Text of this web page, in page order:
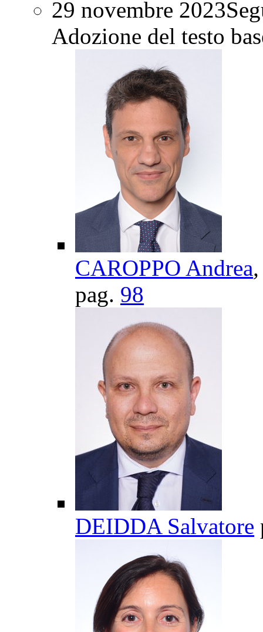
29 novembre 2023
Adozione del testo
CAROPPO Andrea
pag. 98
DEIDDA Salvatore